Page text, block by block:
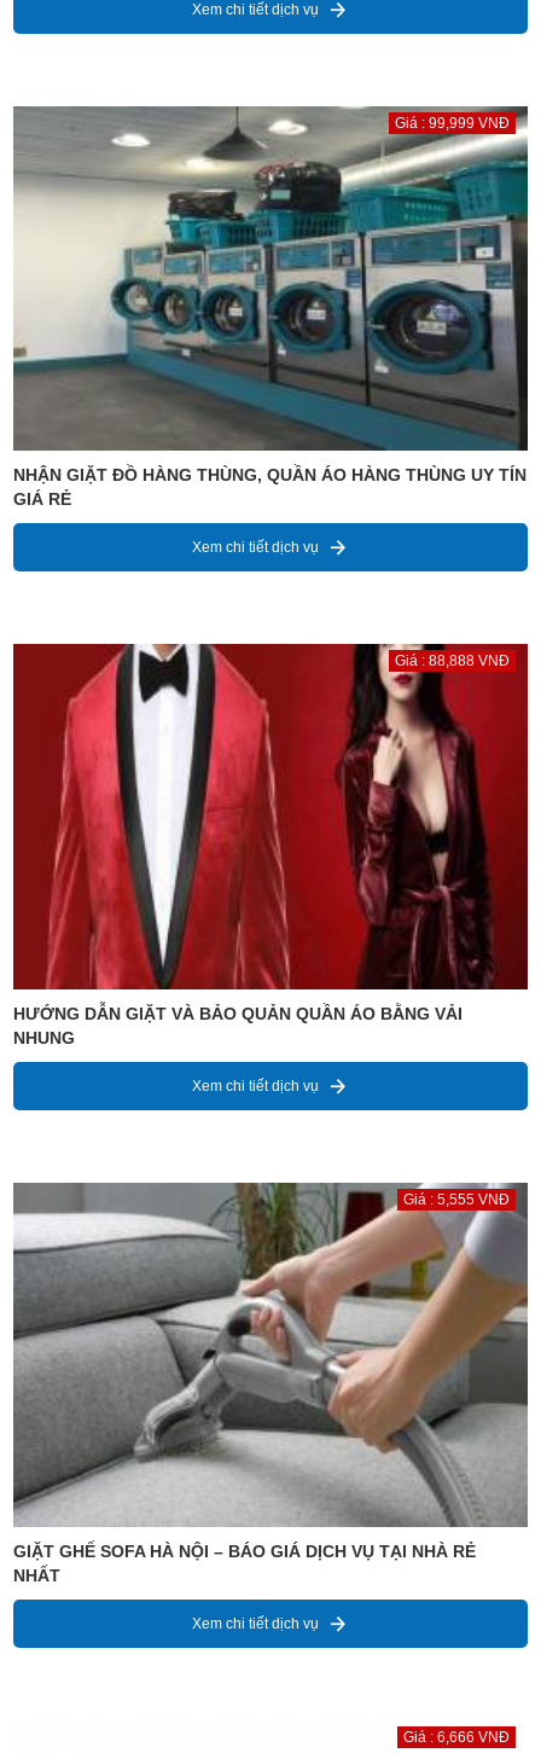
Xem chi tiết dịch vụ
Giá : 99,999 VNĐ
NHẬN GIẶT ĐỒ HÀNG THÙNG, QUẦN ÁO HÀNG THÙNG UY TÍN
GIÁ RẺ
Xem chi tiết dịch vụ
Giá : 88,888 VNĐ
HƯỚNG DẪN GIẶT VÀ BẢO QUẢN QUẦN ÁO BẰNG VẢI
NHUNG
Xem chi tiết dịch vụ
Giá : 5,555 VNĐ
GIẶT GHẾ SOFA HÀ NỘI – BÁO GIÁ DỊCH VỤ TẠI NHÀ RẺ
NHẤT
Xem chi tiết dịch vụ
Giá : 6,666 VNĐ